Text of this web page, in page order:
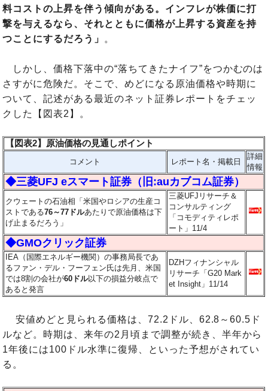
料コストの上昇を伴う傾向がある。インフレが株価に打
撃を与えるなら、それとともに価格が上昇する資産を持
つことにするだろう」 。
しかし、価格下落中の“落ちてきたナイフ”をつかむのは
さすがに危険だ。そこで、めどになる原油価格や時期に
ついて、記述がある最近のネット証券レポートをチェッ
クした【図表2】。
【図表2】原油価格の見通しポイント
コメント レポート名・掲載日
詳細
情報
◆三菱UFJ eスマート証券（旧:auカブコム証券）
クウェートの石油相「米国やロシアの生産コ
ストである76～77ドルあたりで原油価格は下
げ止まるだろう」
三菱UFJリサーチ＆
コンサルティング
「コモディティレポ
ート」11/4
◆GMOクリック証券
IEA（国際エネルギー機関）の事務局長であ
るファン・デル・フーフェン氏は先月、米国
では8割の会社が60ドル以下の損益分岐点で
あると発言
DZHフィナンシャル
リサーチ「G20 Mark
et Insight」11/14
安値めどと見られる価格は、72.2ドル、62.8～60.5ド
ルなど。時期は、来年の2月頃まで調整が続き、半年から
1年後には100ドル水準に復帰、といった予想がされてい
る。